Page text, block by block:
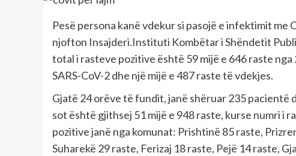
Pesë persona kanë vdekur si pasojë e infektimit
njofton Insajderi.Instituti Kombëtar i Shëndetit
total i rasteve pozitive është 59 mijë e 646 raste
SARS-CoV-2 dhe një mijë e 487 raste të vdekjes.
Gjatë 24 orëve të fundit, janë shëruar 235 pacientë
sot është gjithsej 51 mijë e 948 raste, kurse numri i
pozitive janë nga komunat: Prishtinë 85 raste,
Suharekë 29 raste, Ferizaj 18 raste, Pejë 14 raste,